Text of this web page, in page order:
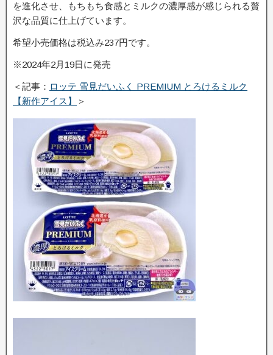
を進化させ、もちもち食感とミルクの濃厚感が感じられる贅
沢な品質に仕上げています。
希望小売価格は税込み237円です。
※2024年2月19日に発売
＜記事： ロッテ 雪見だいふく PREMIUM とろけるミルク
【新作アイス】
＞